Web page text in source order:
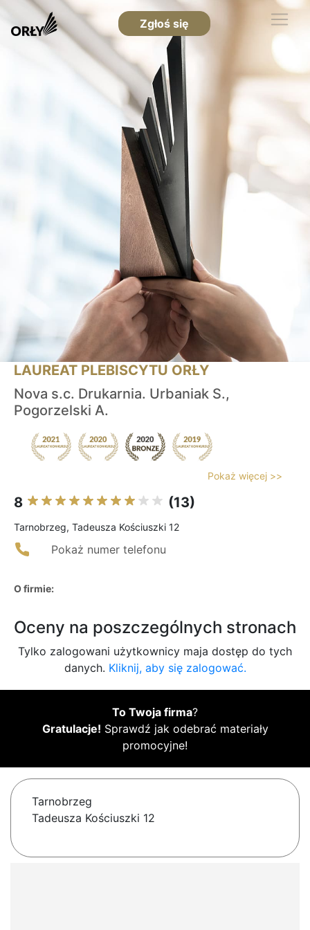
Zgłoś się
LAUREAT PLEBISCYTU ORŁY
Nova s.c. Drukarnia. Urbaniak S.,
Pogorzelski A.
Pokaż więcej >>
8 (13)
Tarnobrzeg, Tadeusza Kościuszki 12
Pokaż numer telefonu
O firmie:
Oceny na poszczególnych stronach
Tylko zalogowani użytkownicy maja dostęp do tych
danych. Kliknij, aby się zalogować.
To Twoja firma?
Gratulacje! Sprawdź jak odebrać materiały
promocyjne!
Tarnobrzeg
Tadeusza Kościuszki 12